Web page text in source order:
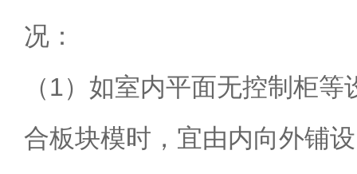
况：
（1）如室内平面无控制柜
合板块模时，宜由内向外铺